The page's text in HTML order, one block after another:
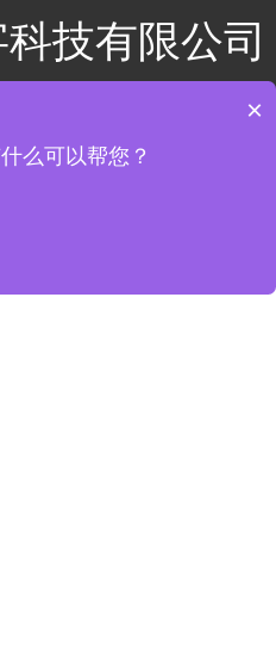
技有限公司
南城区香园路万科
5栋5楼
×
么可以帮您？